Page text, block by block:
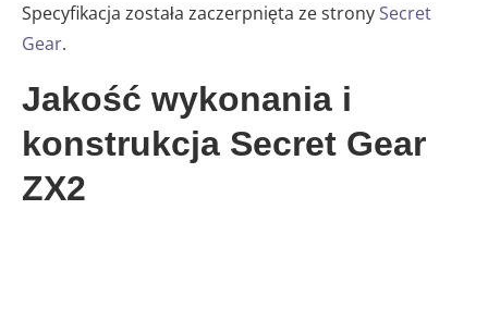
Specyfikacja została zaczerpnięta ze strony Secret
Gear.
Jakość wykonania i
konstrukcja Secret Gear
ZX2